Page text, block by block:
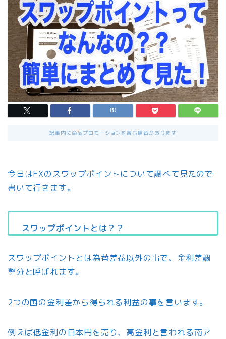
記事内に商品プロモーションを含む場合があります
今日はFXのスワップポイントについて調べて見たので
書いて行きます。
スワップポイントとは？？
スワップポイントとは為替差益以外の事で、金利差調
整分と呼ばれます。
2つの国の金利差から得られる利益の事を言います。
例えば低金利の日本円を売り、高金利と言われる南ア